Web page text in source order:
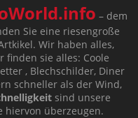
– dem
Sie eine riesengroße
Wir haben alles,
sie alles: Coole
, Blechschilder, Diner
schneller als der Wind,
sind unsere
hiervon überzeugen.